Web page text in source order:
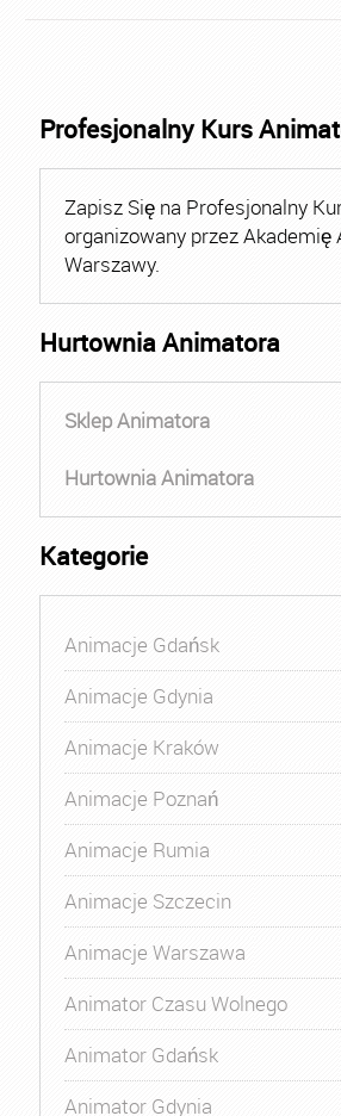
Profesjonalny Kurs
Zapisz Się na Profesjonalny
organizowany przez Akademię
Warszawy.
Hurtownia Animatora
Sklep Animatora
Hurtownia Animatora
Kategorie
Animacje Gdańsk
Animacje Gdynia
Animacje Kraków
Animacje Poznań
Animacje Rumia
Animacje Szczecin
Animacje Warszawa
Animator Czasu Wolnego
Animator Gdańsk
Animator Gdynia